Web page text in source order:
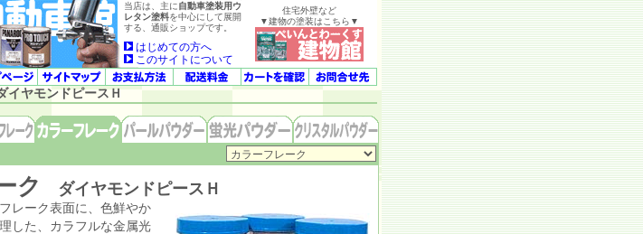
当店は、主に自動車塗装用ウ
レタン塗料を中心にして展開
する、通販ショップです。
はじめての方へ
このサイトについて
住宅外壁など
▼建物の塗装はこちら▼
ヤモンドピースＨ
ク ダイヤモンドピースＨ
レーク表面に、色鮮やか
した、カラフルな金属光